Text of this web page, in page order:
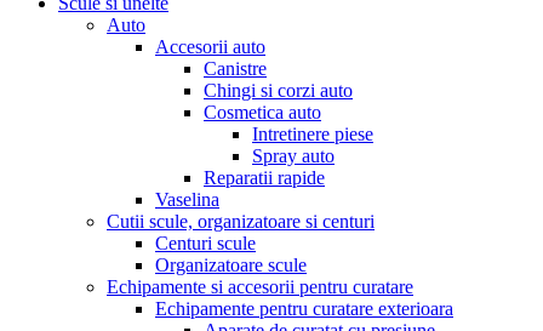
Auto
Accesorii auto
Canistre
Chingi si corzi auto
Cosmetica auto
Intretinere piese
Spray auto
Reparatii rapide
Vaselina
Cutii scule, organizatoare si centuri
Centuri scule
Organizatoare scule
Echipamente si accesorii pentru curatare
Echipamente pentru curatare exterioara